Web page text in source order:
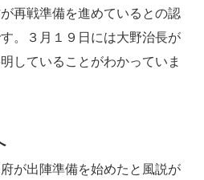
再戦準備を進めているとの認
。３月１９日には大野治長が
していることがわかっていま
が出陣準備を始めたと風説が